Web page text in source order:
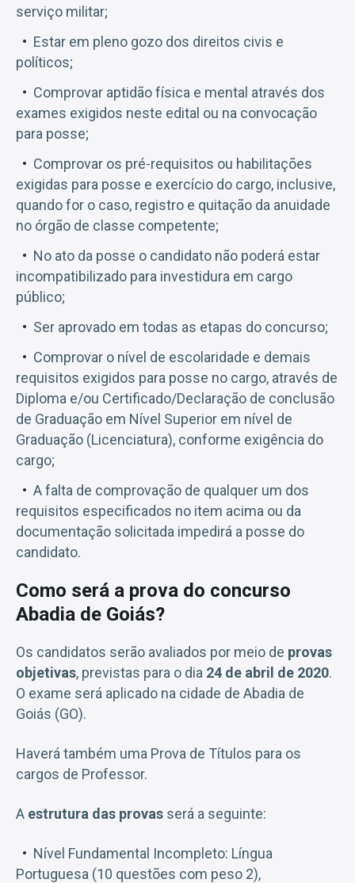
serviço militar;
Estar em pleno gozo dos direitos civis e
políticos;
Comprovar aptidão física e mental através dos
exames exigidos neste edital ou na convocação
para posse;
Comprovar os pré-requisitos ou habilitações
exigidas para posse e exercício do cargo, inclusive,
quando for o caso, registro e quitação da anuidade
no órgão de classe competente;
No ato da posse o candidato não poderá estar
incompatibilizado para investidura em cargo
público;
Ser aprovado em todas as etapas do concurso;
Comprovar o nível de escolaridade e demais
requisitos exigidos para posse no cargo, através de
Diploma e/ou Certificado/Declaração de conclusão
de Graduação em Nível Superior em nível de
Graduação (Licenciatura), conforme exigência do
cargo;
A falta de comprovação de qualquer um dos
requisitos especificados no item acima ou da
documentação solicitada impedirá a posse do
candidato.
Como será a prova do concurso
Abadia de Goiás?
Os candidatos serão avaliados por meio de provas
objetivas, previstas para o dia 24 de abril de 2020.
O exame será aplicado na cidade de Abadia de
Goiás (GO).
Haverá também uma Prova de Títulos para os
cargos de Professor.
A estrutura das provas será a seguinte:
Nível Fundamental Incompleto: Língua
Portuguesa (10 questões com peso 2),